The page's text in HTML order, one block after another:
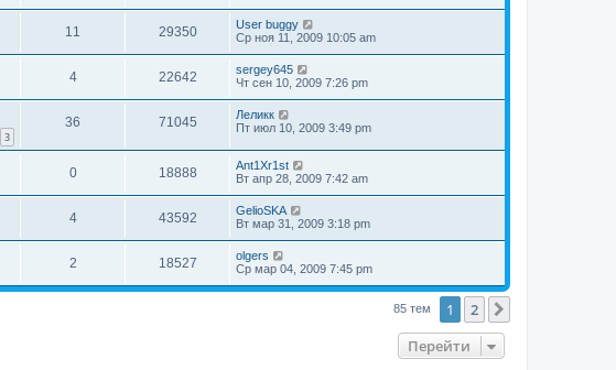
11 29350
User buggy
Ср ноя 11, 2009 10:05 am
4 22642
sergey645
Чт сен 10, 2009 7:26 pm
3
36 71045
Леликк
Пт июл 10, 2009 3:49 pm
0 18888
Ant1Xr1st
Вт апр 28, 2009 7:42 am
4 43592
GelioSKA
Вт мар 31, 2009 3:18 pm
2 18527
olgers
Ср мар 04, 2009 7:45 pm
85 тем 1 2
Перейти